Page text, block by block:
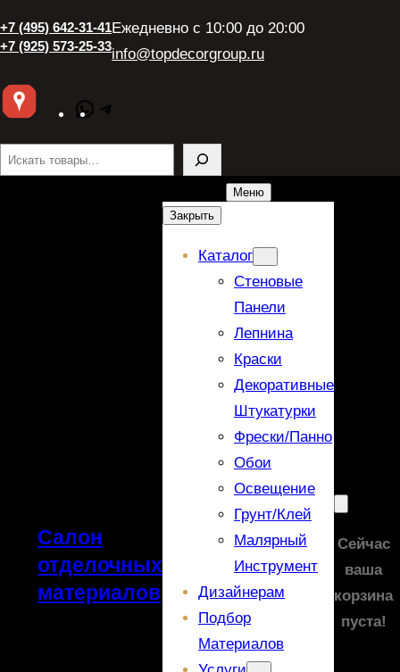
+7 (495) 642-31-41
+7 (925) 573-25-33
Ежедневно с 10:00 до 20:00
info@topdecorgroup.ru
WhatsApp
Поиск
Салон
отделочных
материалов
Меню
Закрыть
Каталог
Стеновые
Панели
Лепнина
Краски
Декоративные
Штукатурки
Фрески/панно
Обои
Освещение
Грунт/Клей
Малярный
Инструмент
Дизайнерам
Подбор
Материалов
Сейчас
ваша
корзина
пуста!